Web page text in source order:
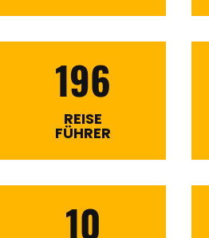
196
REISE
FÜHRER
10